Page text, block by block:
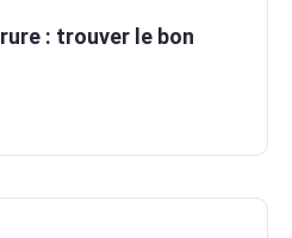
: trouver le bon